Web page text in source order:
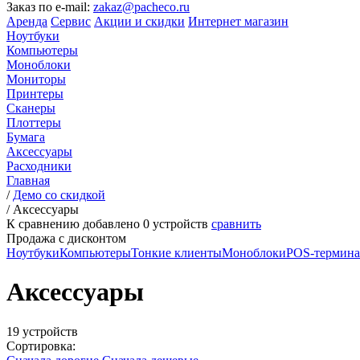
Заказ по e-mail: zakaz@pacheco.ru
Аренда Сервис Акции и скидки Интернет магазин
Ноутбуки
Компьютеры
Моноблоки
Мониторы
Принтеры
Сканеры
Плоттеры
Бумага
Аксессуары
Расходники
Главная
/ Демо со скидкой
/ Аксессуары
К сравнению добавлено 0 устройств сравнить
Продажа с дисконтом
НоутбукиКомпьютерыТонкие клиентыМоноблокиPOS-
Аксессуары
19 устройств
Сортировка: